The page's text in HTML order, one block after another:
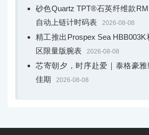
砂色Quartz TPT®石英纤维款
自动上链计时码表
2026-08-08
精工推出Prospex Sea HBB003K
区限量版腕表
2026-08-08
芯寄朝夕，时序赴爱｜泰格豪
佳期
2026-08-08